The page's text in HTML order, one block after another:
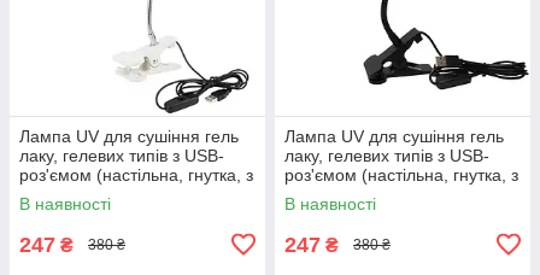
Лампа UV для сушіння гель
лаку, гелевих типів з USB-
роз'ємом (настільна, гнутка, з
прищіпкою) срібло, 5 Вт
В наявності
247 ₴ 380 ₴
Лампа UV для сушіння гель
лаку, гелевих типів з USB-
роз'ємом (настільна, гнутка, з
прищіпкою) чорна, 5 Вт
В наявності
247 ₴ 380 ₴